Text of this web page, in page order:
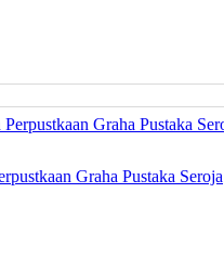
Graha Pustaka Seroja